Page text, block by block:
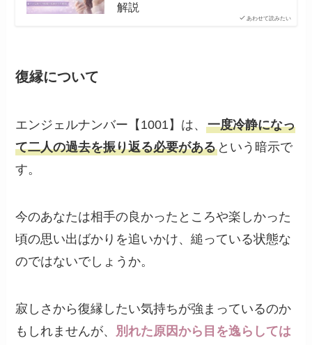
あわせて読みたい
解説
復縁について
エンジェルナンバー【1001】は、一度冷静になっ
て二人の過去を振り返る必要がある という暗示で
す。
今のあなたは相手の良かったところや楽しかった
頃の思い出ばかりを追いかけ、縋っている状態な
のではないでしょうか。
寂しさから復縁したい気持ちが強まっているのか
もしれませんが、 別れた原因から目を逸らしては